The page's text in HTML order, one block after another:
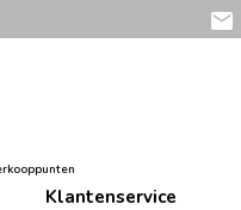
Klantenservice